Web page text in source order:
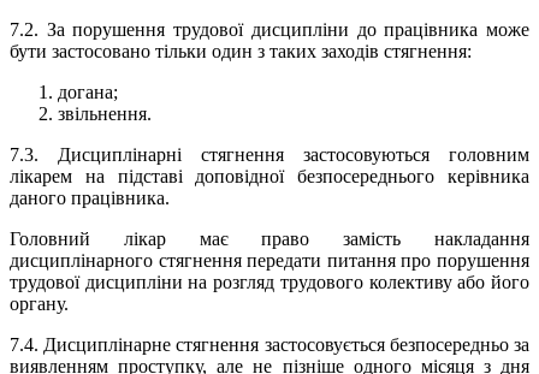
7.2. За порушення трудової дисципліни до працівника може
бути застосовано тільки один з таких заходів стягнення:
догана;
звільнення.
7.3. Дисциплінарні стягнення застосовуються головним
лікарем на підставі доповідної безпосереднього керівника
даного працівника.
Головний лікармає право замість накладання
дисциплінарного стягнення передати питання про порушення
трудової дисципліни на розгляд трудового колективу або його
органу.
7.4. Дисциплінарне стягнення застосовується безпосередньо за
виявленням проступку, але не пізніше одного місяця з дня